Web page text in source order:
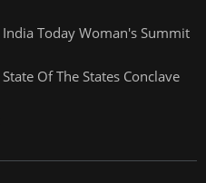
India Today Woman's Summit
State Of The States Conclave